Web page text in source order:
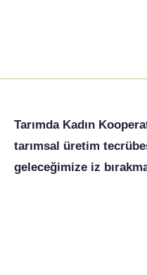
Tarımda Kadın
tarımsal üretim
geleceğimize iz